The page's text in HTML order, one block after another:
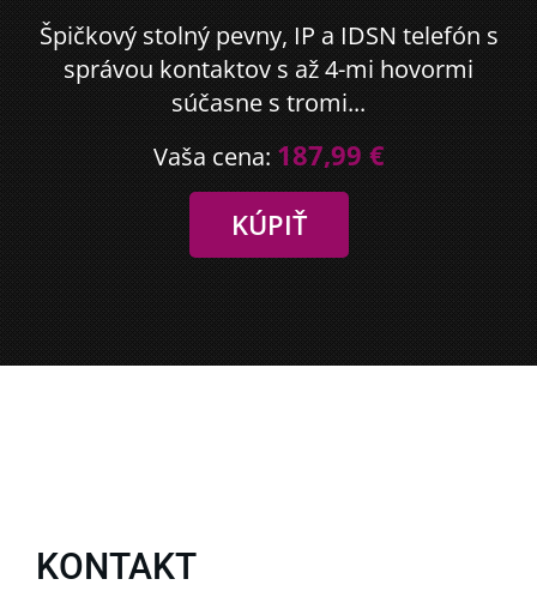
Špičkový stolný pevny, IP a IDSN telefón s
správou kontaktov s až 4-mi hovormi
súčasne s tromi...
Vaša cena: 187,99 €
KONTAKT